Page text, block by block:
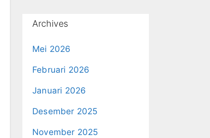
Archives
Mei 2026
Februari 2026
Januari 2026
Desember 2025
November 2025